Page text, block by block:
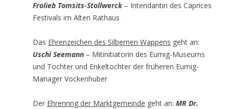
Frolieb Tomsits-Stollwerck – Intendantin des Caprices
Festivals im Alten Rathaus
Das Ehrenzeichen des Silbernen Wappens geht an:
Uschi Seemann – Mitinitiatorin des Eumig-Museums
und Tochter und Enkeltochter der früheren Eumig-
Manager Vockenhuber
Der Ehrenring der Marktgemeinde geht an: MR Dr.